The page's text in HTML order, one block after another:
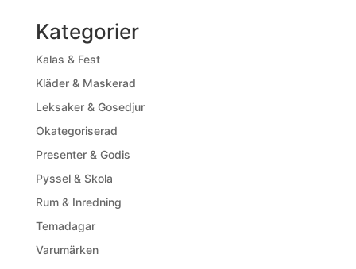
Kategorier
Kalas & Fest
Kläder & Maskerad
Leksaker & Gosedjur
Okategoriserad
Presenter & Godis
Pyssel & Skola
Rum & Inredning
Temadagar
Varumärken